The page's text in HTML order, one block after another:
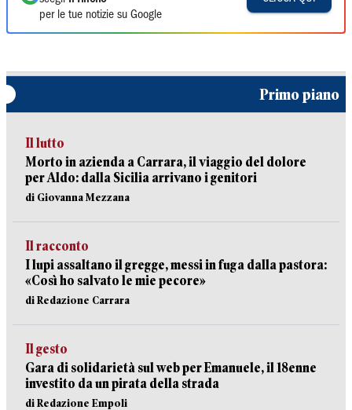
per le tue notizie su Google
Primo piano
Il lutto
Morto in azienda a Carrara, il viaggio del dolore
per Aldo: dalla Sicilia arrivano i genitori
di Giovanna Mezzana
Il racconto
I lupi assaltano il gregge, messi in fuga dalla pastora:
«Così ho salvato le mie pecore»
di Redazione Carrara
Il gesto
Gara di solidarietà sul web per Emanuele, il 18enne
investito da un pirata della strada
di Redazione Empoli